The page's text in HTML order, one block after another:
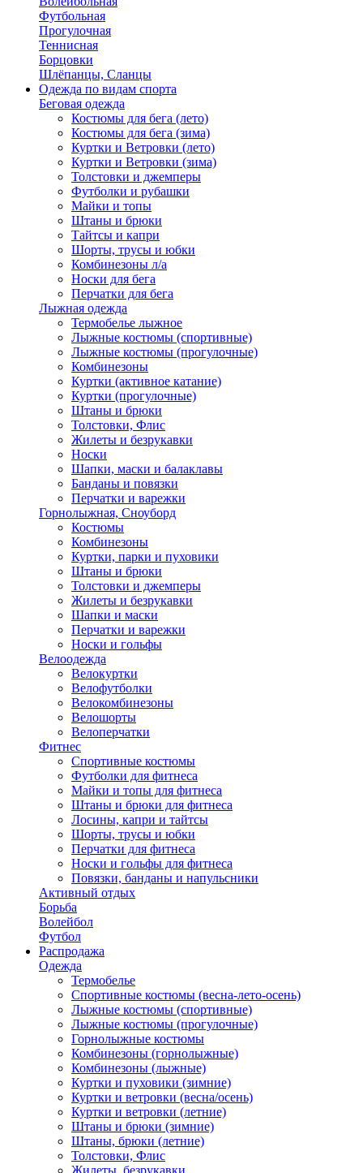
Футбольная
Прогулочная
Теннисная
Борцовки
Шлёпанцы, Сланцы
Одежда по видам спорта
Беговая одежда
Костюмы для бега (лето)
Костюмы для бега (зима)
Куртки и Ветровки (лето)
Куртки и Ветровки (зима)
Толстовки и джемперы
Футболки и рубашки
Майки и топы
Штаны и брюки
Тайтсы и капри
Шорты, трусы и юбки
Комбинезоны л/а
Носки для бега
Перчатки для бега
Лыжная одежда
Термобелье лыжное
Лыжные костюмы (спортивные)
Лыжные костюмы (прогулочные)
Комбинезоны
Куртки (активное катание)
Куртки (прогулочные)
Штаны и брюки
Толстовки, Флис
Жилеты и безрукавки
Носки
Шапки, маски и балаклавы
Банданы и повязки
Перчатки и варежки
Горнолыжная, Сноуборд
Костюмы
Комбинезоны
Куртки, парки и пуховики
Штаны и брюки
Толстовки и джемперы
Жилеты и безрукавки
Шапки и маски
Перчатки и варежки
Носки и гольфы
Велоодежда
Велокуртки
Велофутболки
Велокомбинезоны
Велошорты
Велоперчатки
Фитнес
Спортивные костюмы
Футболки для фитнеса
Майки и топы для фитнеса
Штаны и брюки для фитнеса
Лосины, капри и тайтсы
Шорты, трусы и юбки
Перчатки для фитнеса
Носки и гольфы для фитнеса
Повязки, банданы и напульсники
Активный отдых
Борьба
Волейбол
Футбол
Распродажа
Одежда
Термобелье
Спортивные костюмы (весна-лето-осень)
Лыжные костюмы (спортивные)
Лыжные костюмы (прогулочные)
Горнолыжные костюмы
Комбинезоны (горнолыжные)
Комбинезоны (лыжные)
Куртки и пуховики (зимние)
Куртки и ветровки (весна/осень)
Куртки и ветровки (летние)
Штаны и брюки (зимние)
Штаны, брюки (летние)
Толстовки, Флис
Жилеты, безрукавки